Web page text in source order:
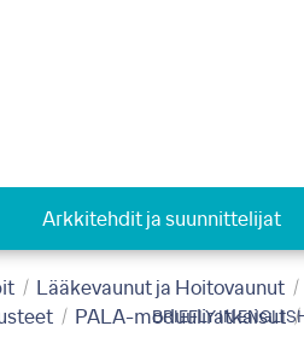
BRIEFLY IN
Arkkitehdit ja suunnittelijat
Lääkevaunut ja Hoitovaunut
PALA-moduuliratkaisut